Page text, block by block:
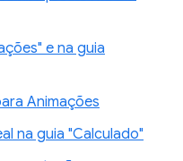
e na guia
Animações
na guia "Calculado"